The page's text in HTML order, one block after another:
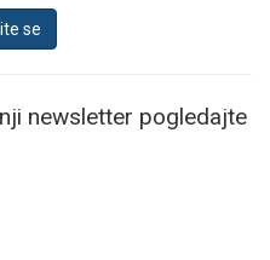
newsletter pogledajte